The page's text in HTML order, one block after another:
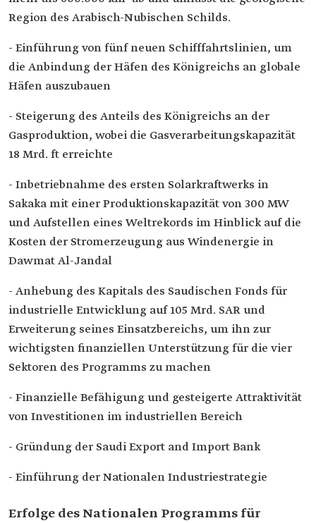
Region des Arabisch-Nubischen Schilds.
- Einführung von fünf neuen Schifffahrtslinien, um
die Anbindung der Häfen des Königreichs an globale
Häfen auszubauen
- Steigerung des Anteils des Königreichs an der
Gasproduktion, wobei die Gasverarbeitungskapazität
18 Mrd. ft erreichte
- Inbetriebnahme des ersten Solarkraftwerks in
Sakaka mit einer Produktionskapazität von 300 MW
und Aufstellen eines Weltrekords im Hinblick auf die
Kosten der Stromerzeugung aus Windenergie in
Dawmat Al-Jandal
- Anhebung des Kapitals des Saudischen Fonds für
industrielle Entwicklung auf 105 Mrd. SAR und
Erweiterung seines Einsatzbereichs, um ihn zur
wichtigsten finanziellen Unterstützung für die vier
Sektoren des Programms zu machen
- Finanzielle Befähigung und gesteigerte Attraktivität
von Investitionen im industriellen Bereich
- Gründung der Saudi Export and Import Bank
- Einführung der Nationalen Industriestrategie
Erfolge des Nationalen Programms für